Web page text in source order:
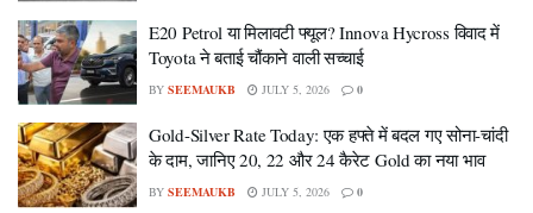
E20 Petrol या मिलावटी फ्यूल? Innova Hycross विवाद में
Toyota ने बताई चौंकाने वाली सच्चाई
BY SEEMAUKB JULY 5, 2026 0
Gold-Silver Rate Today: एक हफ्ते में बदल गए सोना-चांदी
के दाम, जानिए 20, 22 और 24 कैरेट Gold का नया भाव
BY SEEMAUKB JULY 5, 2026 0